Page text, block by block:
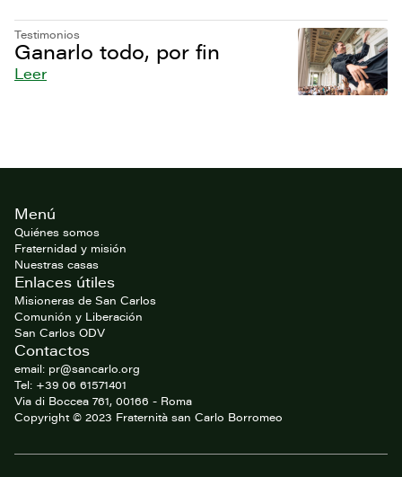
Testimonios
Ganarlo todo, por fin
Leer
Footer
website
Menú
Quiénes somos
Fraternidad y misión
Nuestras casas
Enlaces útiles
Misioneras de San Carlos
Comunión y Liberación
San Carlos ODV
Contactos
email: pr@sancarlo.org
Tel: +39 06 61571401
Via di Boccea 761, 00166 - Roma
Copyright © 2023 Fraternità san Carlo Borromeo